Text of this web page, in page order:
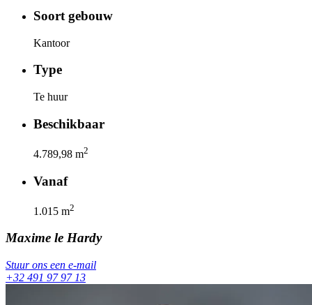
Soort gebouw
Kantoor
Type
Te huur
Beschikbaar
4.789,98 m2
Vanaf
1.015 m2
Maxime le Hardy
Stuur ons een e-mail
+32 491 97 97 13